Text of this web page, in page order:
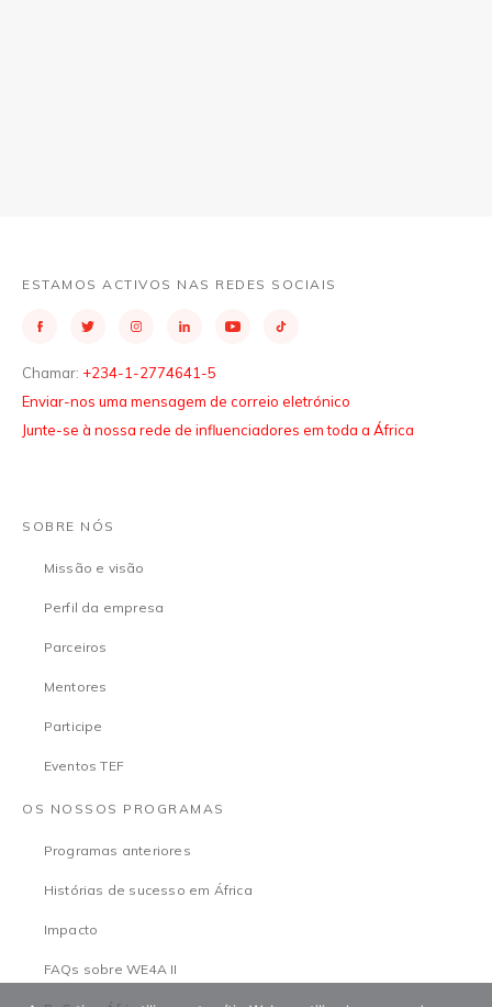
ESTAMOS ACTIVOS NAS REDES SOCIAIS
Chamar: +234-1-2774641-5
Enviar-nos uma mensagem de correio eletrónico
Junte-se à nossa rede de influenciadores em toda a África
SOBRE NÓS
Missão e visão
Perfil da empresa
Parceiros
Mentores
Participe
Eventos TEF
OS NOSSOS PROGRAMAS
Programas anteriores
Histórias de sucesso em África
Impacto
FAQs sobre WE4A II